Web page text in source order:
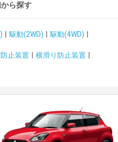
ら探す
駆動(2WD) 駆動(4WD)
止装置 横滑り防止装置